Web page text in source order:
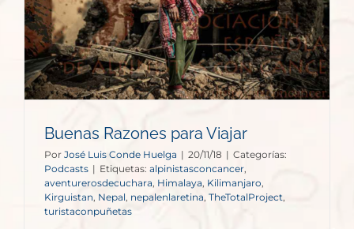
Buenas Razones para Viajar
Por José Luis Conde Huelga | 20/11/18 | Categorías:
Podcasts | Etiquetas: alpinistasconcancer
aventurerosdecuchara, Himalaya, Kilimanjaro
Kirguistan Nepal, nepalenlaretina, TheTotalProject,
turistaconpuñetas